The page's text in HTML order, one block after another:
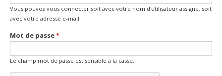
Vous pouvez vous connecter soit avec votre nom d'utilisateur assigné, soit
avec votre adresse e-mail.
Mot de passe*
Le champ mot de passe est sensible à la casse.